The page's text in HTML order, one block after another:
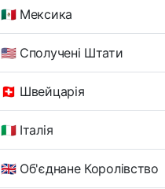
🇲🇽 Мексика
🇺🇸 Сполучені Штати
🇨🇭 Швейцарія
🇮🇹 Італія
🇬🇧 Об'єднане Королівство